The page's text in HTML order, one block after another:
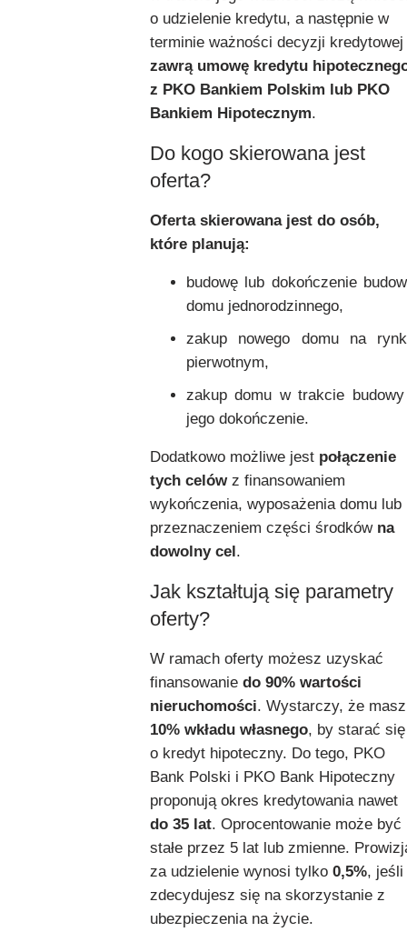
o udzielenie kredytu, a następnie w
terminie ważności decyzji kredytowej
zawrą umowę kredytu
z PKO Bankiem Polskim lub PKO
Bankiem Hipotecznym.
Do kogo skierowana jest
oferta?
Oferta skierowana jest do osób,
które planują:
budowę lub dokończenie
domu jednorodzinnego,
zakup nowego domu na
pierwotnym,
zakup domu w trakcie
jego dokończenie.
Dodatkowo możliwe jest połączenie
tych celówz finansowaniem
wykończenia, wyposażenia domu lub
przeznaczeniem części środków na
dowolny cel .
Jak kształtują się parametry
oferty?
W ramach oferty możesz uzyskać
finansowanie do 90% wartości
nieruchomości. Wystarczy, że masz
10% wkładu własnego, by starać się
o kredyt hipoteczny. Do tego, PKO
Bank Polski i PKO Bank Hipoteczny
proponują okres kredytowania nawet
do 35 lat. Oprocentowanie może być
stałe przez 5 lat lub zmienne.
za udzielenie wynosi tylko 0,5%, jeśli
zdecydujesz się na skorzystanie z
ubezpieczenia na życie.